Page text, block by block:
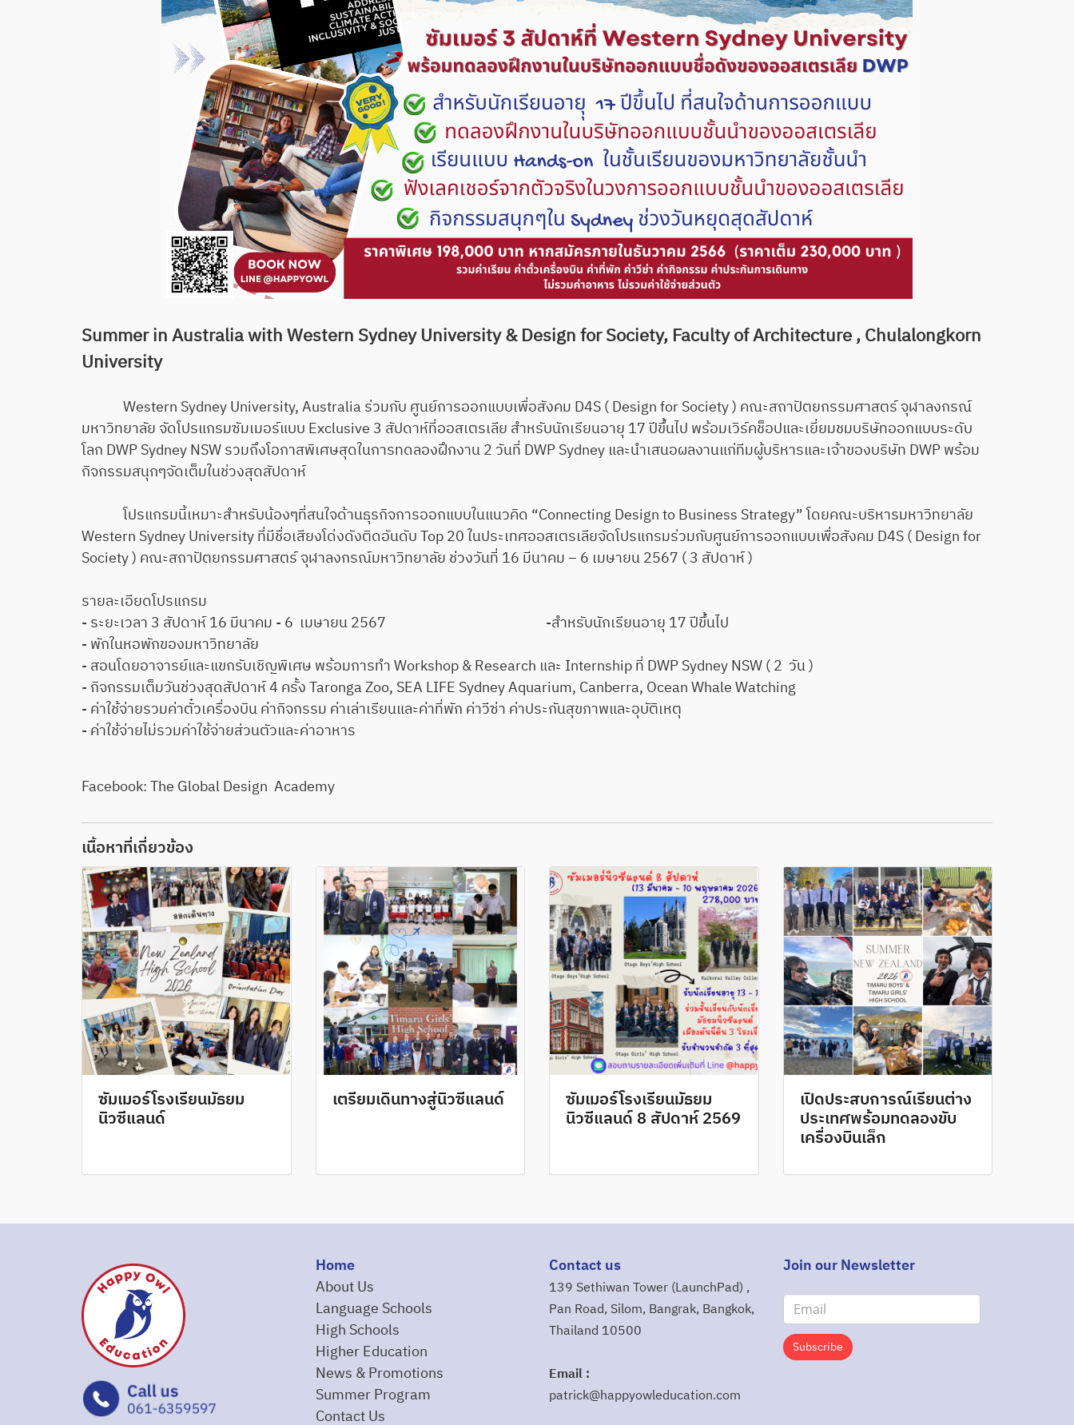
Summer in Australia with Western Sydney University & Design for Society, Faculty of Architecture , Chulalongkorn
University
Western Sydney University, Australia ร่วมกับ ศูนย์การออกแบบเพื่อสังคม D4S ( Design for Society ) คณะสถาปัตยกรรมศาสตร์ จุฬาลงกรณ์
มหาวิทยาลัย จัดโปรแกรมซัมเมอร์แบบ Exclusive 3 สัปดาห์ที่ออสเตรเลีย สำหรับนักเรียนอายุ 17 ปีขึ้นไป พร้อมเวิร์คช็อปและเยี่ยมชมบริษัทออกแบบระดับ
โลก DWP Sydney NSW รวมถึงโอกาสพิเศษสุดในการทดลองฝึกงาน 2 วันที่ DWP Sydney และนำเสนอผลงานแก่ทีมผู้บริหารและเจ้าของบริษัท DWP พร้อม
กิจกรรมสนุกๆจัดเต็มในช่วงสุดสัปดาห์
โปรแกรมนี้เหมาะสำหรับน้องๆที่สนใจด้านธุรกิจการออกแบบในแนวคิด “Connecting Design to Business Strategy” โดยคณะบริหารมหาวิทยาลัย
Western Sydney University ที่มีชื่อเสียงโด่งดังติดอันดับ Top 20 ในประเทศออสเตรเลียจัดโปรแกรมร่วมกับศูนย์การออกแบบเพื่อสังคม D4S ( Design for
Society ) คณะสถาปัตยกรรมศาสตร์ จุฬาลงกรณ์มหาวิทยาลัย ช่วงวันที่ 16 มีนาคม – 6 เมษายน 2567 ( 3 สัปดาห์ )
รายละเอียดโปรแกรม
- ระยะเวลา 3 สัปดาห์ 16 มีนาคม - 6 เมษายน 2567 -สำหรับนักเรียนอายุ 17 ปีขึ้นไป
- พักในหอพักของมหาวิทยาลัย
- สอนโดยอาจารย์และแขกรับเชิญพิเศษ พร้อมการทำ Workshop & Research และ Internship ที่ DWP Sydney NSW ( 2 วัน )
- กิจกรรมเต็มวันช่วงสุดสัปดาห์ 4 ครั้ง Taronga Zoo, SEA LIFE Sydney Aquarium, Canberra, Ocean Whale Watching
- ค่าใช้จ่ายรวมค่าตั๋วเครื่องบิน ค่ากิจกรรม ค่าเล่าเรียนและค่าที่พัก ค่าวีซ่า ค่าประกันสุขภาพและอุบัติเหตุ
- ค่าใช้จ่ายไม่รวมค่าใช้จ่ายส่วนตัวและค่าอาหาร
Facebook: The Global Design Academy
เนื้อหาที่เกี่ยวข้อง
ซัมเมอร์โรงเรียนมัธยม
นิวซีแลนด์
เตรียมเดินทางสู่นิวซีแลนด์ ซัมเมอร์โรงเรียนมัธยม
นิวซีแลนด์ 8 สัปดาห์ 2569
เปิดประสบการณ์เรียนต่าง
ประเทศพร้อมทดลองขับ
เครื่องบินเล็ก
Home
About Us
Language Schools
High Schools
Higher Education
News & Promotions
Summer Program
Contact Us
Contact us
139 Sethiwan Tower (LaunchPad) ,
Pan Road, Silom, Bangrak, Bangkok,
Thailand 10500
Email :
patrick@happyowleducation.com
Join our Newsletter
Subscribe